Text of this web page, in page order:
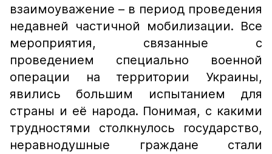
взаимоуважение – в период проведения
недавней частичной мобилизации. Все
мероприятия, связанные с
проведением специально военной
операции на территории Украины,
явились большим испытанием для
страны и её народа. Понимая, с какими
трудностями столкнулось государство,
неравнодушные граждане стали